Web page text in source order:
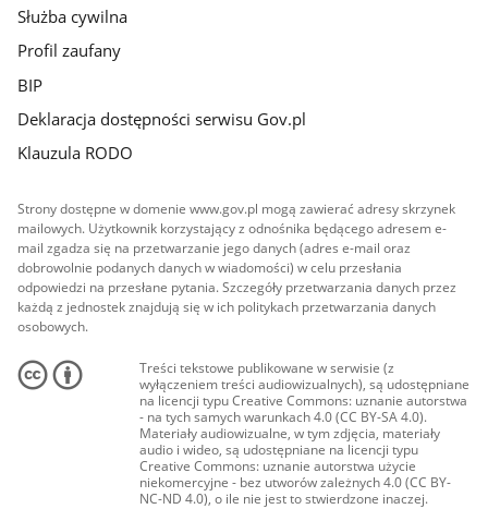
Służba cywilna
Profil zaufany
BIP
Deklaracja dostępności serwisu Gov.pl
Klauzula RODO
Strony dostępne w domenie www.gov.pl mogą zawierać adresy skrzynek
mailowych. Użytkownik korzystający z odnośnika będącego adresem e-
mail zgadza się na przetwarzanie jego danych (adres e-mail oraz
dobrowolnie podanych danych w wiadomości) w celu przesłania
odpowiedzi na przesłane pytania. Szczegóły przetwarzania danych przez
każdą z jednostek znajdują się w ich politykach przetwarzania danych
osobowych.
Treści tekstowe publikowane w serwisie (z
wyłączeniem treści audiowizualnych), są udostępniane
na licencji typu Creative Commons: uznanie autorstwa
- na tych samych warunkach 4.0 (CC BY-SA 4.0).
Materiały audiowizualne, w tym zdjęcia, materiały
audio i wideo, są udostępniane na licencji typu
Creative Commons: uznanie autorstwa użycie
niekomercyjne - bez utworów zależnych 4.0 (CC BY-
NC-ND 4.0), o ile nie jest to stwierdzone inaczej.